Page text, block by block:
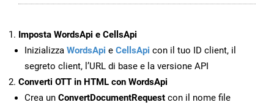
Imposta WordsApi e CellsApi
Inizializza WordsApi e CellsApi con il tuo ID client, il
segreto client, l’URL di base e la versione API
Converti OTT in HTML con WordsApi
Crea un ConvertDocumentRequest con il nome file